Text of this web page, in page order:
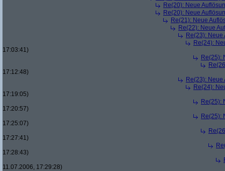
Re(20): Neue
Re(20): Neue
Re(21): Neue
Re(22): Neue
Re(23):
Re(24):
17:03:41)
Re(25):
17:12:48)
Re(23):
Re(24):
17:19:05)
Re(25):
17:20:57)
Re(25):
17:25:07)
17:27:41)
17:28:43)
11.07.2006, 17:29:28)